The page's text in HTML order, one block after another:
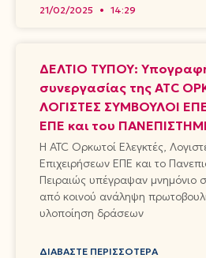
21/02/2025 14:29
ΔΕΛΤΙΟ ΤΥΠΟΥ:
συνεργασίας της ATC
ΛΟΓΙΣΤΕΣ ΣΥΜΒΟΥΛΟΙ
ΕΠΕ και του
Η ATC Ορκωτοί Ελεγκτές,
Επιχειρήσεων ΕΠΕ και το
Πειραιώς υπέγραψαν μνημόνιο
από κοινού ανάληψη
υλοποίηση δράσεων
ΔΙΑΒΆΣΤΕ ΠΕΡΙΣΣΌΤΕΡΑ